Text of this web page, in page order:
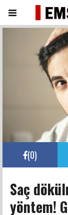
(0)
Saç
yöntem!